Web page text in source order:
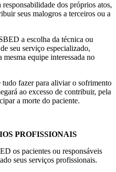
dos próprios atos,
seus malogros a terceiros ou a
a escolha da técnica ou
seu serviço especializado,
equipe interessada no
fazer para aliviar o sofrimento
ao excesso de contribuir, pela
a morte do paciente.
PROFISSIONAIS
os pacientes ou responsáveis
seus serviços profissionais.